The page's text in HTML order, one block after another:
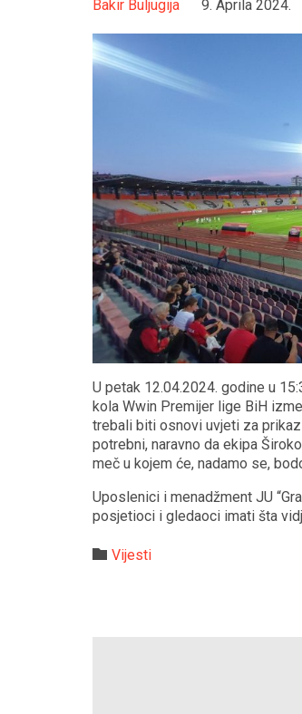
Bakir Buljugija 9. Aprila 2024.
U petak 12.04.2024. godine u
kola Wwin Premijer lige BiH
trebali biti osnovi uvjeti za
potrebni, naravno da ekipa
meč u kojem će, nadamo se,
Uposlenici i menadžment JU
posjetioci i gledaoci imati šta
 Category
Vijesti